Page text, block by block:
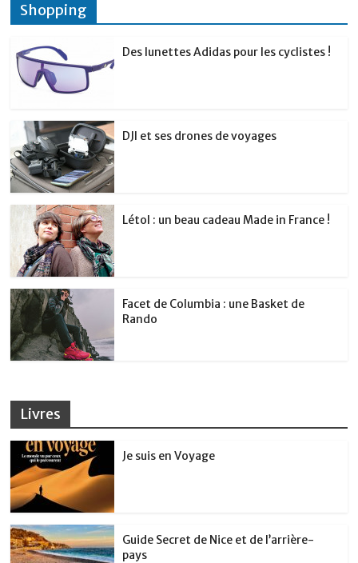
Shopping
Des lunettes Adidas pour les cyclistes !
DJI et ses drones de voyages
Létol : un beau cadeau Made in France !
Facet de Columbia : une Basket de
Rando
Livres
Je suis en Voyage
Guide Secret de Nice et de l’arrière-
pays